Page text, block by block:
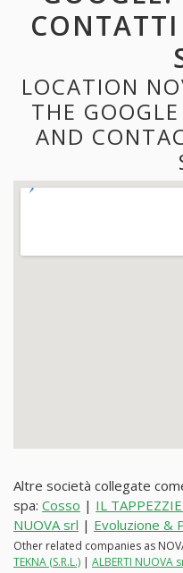
LOCATION
THE
AND
Altre società collegate
spa: Cosso | IL
NUOVA srl | Evoluzione &
Other related companies as
TEKNA (S.R.L.) | ALBERTI NUOVA